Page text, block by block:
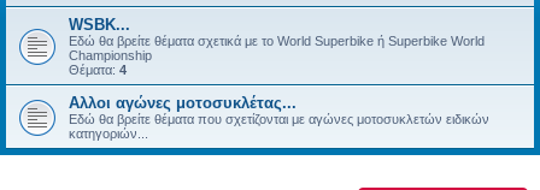
WSBK...
Εδώ θα βρείτε θέματα σχετικά με τo World Superbike ή Superbike World
Championship
Θέματα: 4
Αλλοι αγώνες μοτοσυκλέτας...
Εδώ θα βρείτε θέματα που σχετίζονται με αγώνες μοτοσυκλετών ειδικών
κατηγοριών...